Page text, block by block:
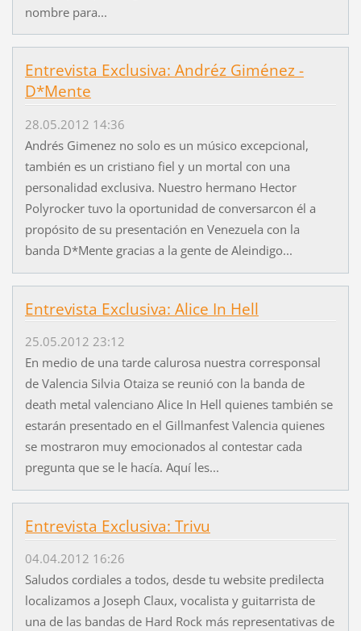
nombre para...
Entrevista Exclusiva: Andréz Giménez -
D*Mente
28.05.2012 14:36
Andrés Gimenez no solo es un músico excepcional,
también es un cristiano fiel y un mortal con una
personalidad exclusiva. Nuestro hermano Hector
Polyrocker tuvo la oportunidad de conversarcon él a
propósito de su presentación en Venezuela con la
banda D*Mente gracias a la gente de Aleindigo...
Entrevista Exclusiva: Alice In Hell
25.05.2012 23:12
En medio de una tarde calurosa nuestra corresponsal
de Valencia Silvia Otaiza se reunió con la banda de
death metal valenciano Alice In Hell quienes también se
estarán presentado en el Gillmanfest Valencia quienes
se mostraron muy emocionados al contestar cada
pregunta que se le hacía. Aquí les...
Entrevista Exclusiva: Trivu
04.04.2012 16:26
Saludos cordiales a todos, desde tu website predilecta
localizamos a Joseph Claux, vocalista y guitarrista de
una de las bandas de Hard Rock más representativas de